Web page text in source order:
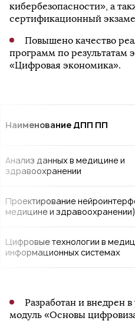
кибербезопасности», а
сертификационный
Повышено качество
программ по результатам
«Цифровая экономика».
Наименование ДПП ПП
Анализ данных в медицине и
здравоохранении
Проектирование
медицине и здравоохранении)
Цифровые технологии в
информационных системах
Разработан и внедрен
модуль «Основы